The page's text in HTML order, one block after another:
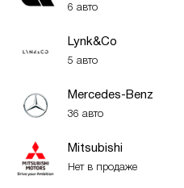
6 авто
Lynk&Co
5 авто
Mercedes-Benz
36 авто
Mitsubishi
Нет в продаже